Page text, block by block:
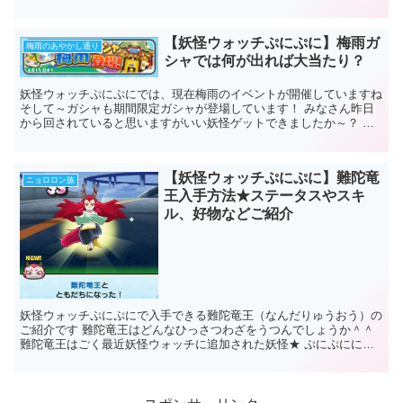
梅雨のあやかし通り
【妖怪ウォッチぷにぷに】梅雨ガ
シャでは何が出れば大当たり？
妖怪ウォッチぷにぷにでは、現在梅雨のイベントが開催していますね
そして～ガシャも期間限定ガシャが登場しています！ みなさん昨日
から回されていると思いますがいい妖怪ゲットできましたか～？ な
ニョロロン族
【妖怪ウォッチぷにぷに】難陀竜
王入手方法★ステータスやスキ
ル、好物などご紹介
妖怪ウォッチぷにぷにで入手できる難陀竜王（なんだりゅうおう）の
ご紹介です 難陀竜王はどんなひっさつわざをうつんでしょうか＾＾
難陀竜王はごく最近妖怪ウォッチに追加された妖怪★ ぷにぷににも